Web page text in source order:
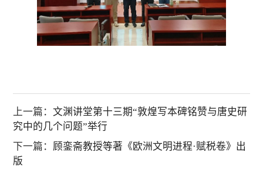
上一篇：文渊讲堂第十三期“敦煌写本碑铭赞与唐史研
究中的几个问题”举行
下一篇： 顾銮斋教授等著《欧洲文明进程·赋税卷》出
版